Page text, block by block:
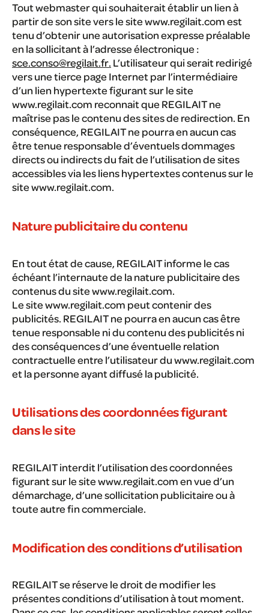
Tout webmaster qui souhaiterait établir un lien à
partir de son site vers le site www.regilait.com est
tenu d’obtenir une autorisation expresse préalable
en la sollicitant à l’adresse électronique :
sce.conso@regilait.fr. L’utilisateur qui serait redirigé
vers une tierce page Internet par l’intermédiaire
d’un lien hypertexte figurant sur le site
www.regilait.com reconnait que REGILAIT ne
maîtrise pas le contenu des sites de redirection. En
conséquence, REGILAIT ne pourra en aucun cas
être tenue responsable d’éventuels dommages
directs ou indirects du fait de l’utilisation de sites
accessibles via les liens hypertextes contenus sur le
site www.regilait.com.
Nature publicitaire du contenu
En tout état de cause, REGILAIT informe le cas
échéant l’internaute de la nature publicitaire des
contenus du site www.regilait.com.
Le site www.regilait.com peut contenir des
publicités. REGILAIT ne pourra en aucun cas être
tenue responsable ni du contenu des publicités ni
des conséquences d’une éventuelle relation
contractuelle entre l’utilisateur du www.regilait.com
et la personne ayant diffusé la publicité.
Utilisations des coordonnées figurant
dans le site
REGILAIT interdit l’utilisation des coordonnées
figurant sur le site www.regilait.com en vue d’un
démarchage, d’une sollicitation publicitaire ou à
toute autre fin commerciale.
Modification des conditions d’utilisation
REGILAIT se réserve le droit de modifier les
présentes conditions d’utilisation à tout moment.